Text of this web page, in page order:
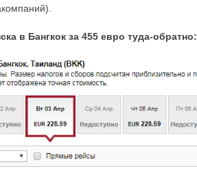
в Бангкок за 455 евро туда-обратно: